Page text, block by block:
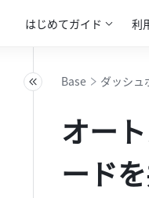
はじめてガイド 利
Base ダッシュ
オー
ード